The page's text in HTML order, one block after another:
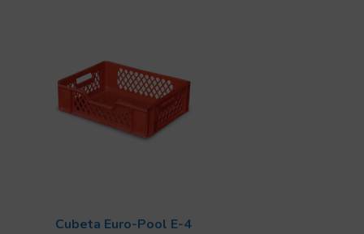
Cubeta Euro-Pool E-4